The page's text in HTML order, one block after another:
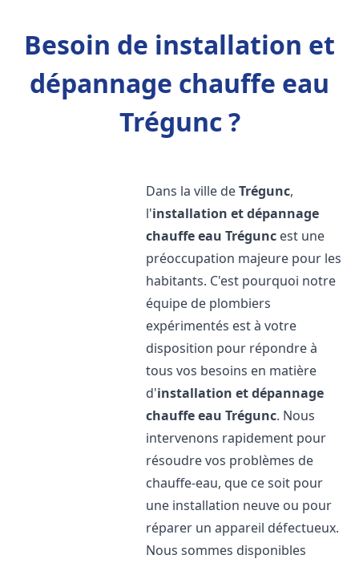
Besoin de installation et
dépannage chauffe eau
Trégunc ?
Dans la ville deTrégunc,
l'installation et dépannage
chauffe eau Trégunc est une
préoccupation majeure pour les
habitants. C'est pourquoi notre
équipe de plombiers
expérimentés est à votre
disposition pour répondre à
tous vos besoins en matière
d'installation et dépannage
chauffe eau Trégunc. Nous
intervenons rapidement pour
résoudre vos problèmes de
chauffe-eau, que ce soit pour
une installation neuve ou pour
réparer un appareil défectueux.
Nous sommes disponibles